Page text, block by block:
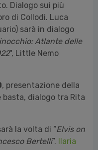
Dialogo sui più
di Collodi. Luca
sarà in dialogo
Atlante delle
", Little Nemo
, presentazione della
basta, dialogo tra Rita
la volta di “Elvis on
Bertelli”. Ilaria